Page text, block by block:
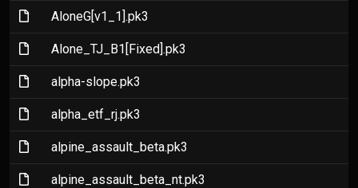
(File)AloneG[v1_1].pk3
(File)Alone_TJ_B1[Fixed].pk3
(File)alpha-slope.pk3
(File)alpha_etf_rj.pk3
(File)alpine_assault_beta.pk3
(File)alpine_assault_beta_nt.pk3